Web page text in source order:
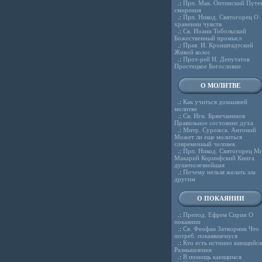
.: Прп. Мак. Оптинский
смирения
.: Прп. Никод. Святогорец О
хранении чувств
.: Св. Иоанн Тобольский
Божественный промысл
.: Прав. И. Кронштадтский
Живой колос
.: Прот-рей Н. Депутатов
Простецкое Богословие
О МОЛИТВЕ
.: Как учиться домашней
молитве
.: Св. Игн. Брянчанинов
Правильное состояние духа
.: Митр. Сурожск. Антоний
Может ли еще молиться
современный человек
.: Прп. Никод. Святогорец
Макарий Коринфский Книга
душеполезнейшая
.: Почему нельзя желать зла
другим
О ПОКАЯНИИ
.: Препод. Ефрем Сирин О
покаянии
.: Св. Феофан Затворник Что
потреб. покаявшемуся
.: Кто есть истинно кающийся.
Размышления
.: В помощь кающимся